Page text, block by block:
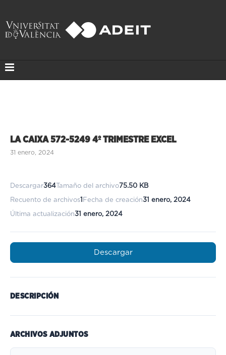
LA CAIXA 572-5249 4º TRIMESTRE EXCEL
31 enero, 2024
Descargar364 Tamaño del archivo75.50 KB
Recuento de archivos1 Fecha de creación31 enero, 2024
Última actualización31 enero, 2024
Descargar
DESCRIPCIÓN
ARCHIVOS ADJUNTOS